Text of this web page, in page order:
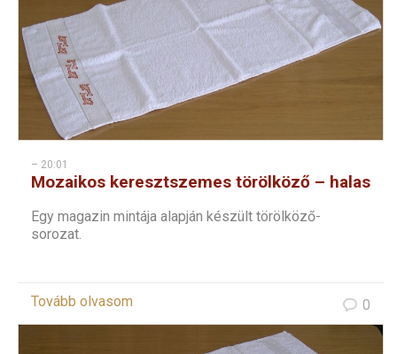
– 20:01
Mozaikos keresztszemes törölköző – halas
Egy magazin mintája alapján készült törölköző-
sorozat.
Tovább olvasom 0